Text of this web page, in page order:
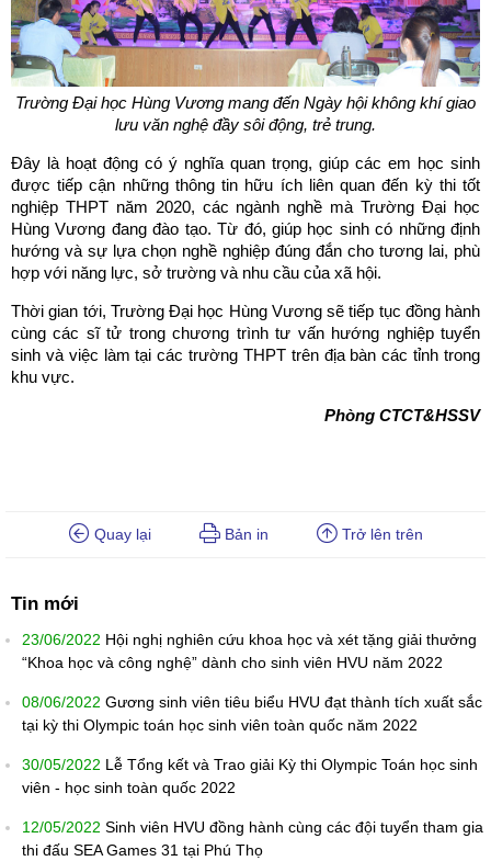
Trường Đại học Hùng Vương mang đến Ngày hội không khí giao
lưu văn nghệ đầy sôi động, trẻ trung.
Đây là hoạt động có ý nghĩa quan trọng, giúp các em học sinh
được tiếp cận những thông tin hữu ích liên quan đến kỳ thi tốt
nghiệp THPT năm 2020, các ngành nghề mà Trường Đại học
Hùng Vương đang đào tạo. Từ đó, giúp học sinh có những định
hướng và sự lựa chọn nghề nghiệp đúng đắn cho tương lai, phù
hợp với năng lực, sở trường và nhu cầu của xã hội.
Thời gian tới, Trường Đại học Hùng Vương sẽ tiếp tục đồng hành
cùng các sĩ tử trong chương trình tư vấn hướng nghiệp tuyển
sinh và việc làm tại các trường THPT trên địa bàn các tỉnh trong
khu vực.
Phòng CTCT&HSSV
Quay lại Bản in Trở lên trên
Tin mới
23/06/2022 Hội nghị nghiên cứu khoa học và xét tặng giải thưởng
“Khoa học và công nghệ” dành cho sinh viên HVU năm 2022
08/06/2022 Gương sinh viên tiêu biểu HVU đạt thành tích xuất sắc
tại kỳ thi Olympic toán học sinh viên toàn quốc năm 2022
30/05/2022 Lễ Tổng kết và Trao giải Kỳ thi Olympic Toán học sinh
viên - học sinh toàn quốc 2022
12/05/2022 Sinh viên HVU đồng hành cùng các đội tuyển tham gia
thi đấu SEA Games 31 tại Phú Thọ